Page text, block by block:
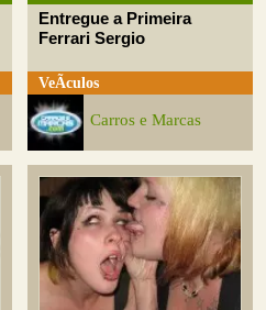
Entregue a Primeira
Ferrari Sergio
VeÃ­culos
Carros e Marcas